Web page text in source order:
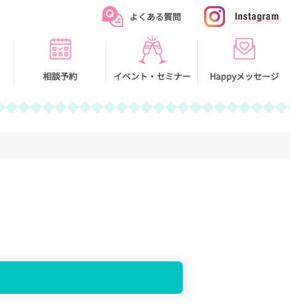
よくある質問
相談予約 イベント・セミナー Happyメッセージ